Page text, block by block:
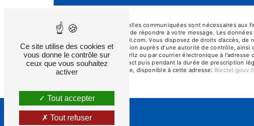
** Les données personnelles communiquées sont nécessaires aux
traitants dans le seul but de répondre à votre message. Les
dupontpeintures@hotmail.com. Vous disposez de droits d’accès,
d’introduire une réclamation auprès d’une autorité de contrôle,
l'Aeropostale, 64200 Biarritz ou par courrier électronique à
période de prise de contact puis pendant la durée de prescription
démarchage téléphonique, disponible à cette adresse:
Ce site utilise des cookies et
vous donne le contrôle sur
ceux que vous souhaitez
activer
Tout accepter
Tout refuser